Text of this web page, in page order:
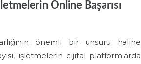
Online Başarısı
önemli bir unsuru haline
işletmelerin dijital platformlarda